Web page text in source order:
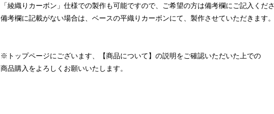
「綾織りカーボン」仕様での製作も可能ですので、ご希望の方は備考欄にご記入くださ
備考欄に記載がない場合は、ベースの平織りカーボンにて、製作させていただきます。
※トップページにございます、【商品について】の説明をご確認いただいた上での
商品購入をよろしくお願いいたします。